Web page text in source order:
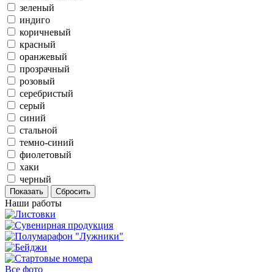
зеленый
индиго
коричневый
красный
оранжевый
прозрачный
розовый
серебристый
серый
синий
стальной
темно-синий
фиолетовый
хаки
черный
Наши работы
Все фото